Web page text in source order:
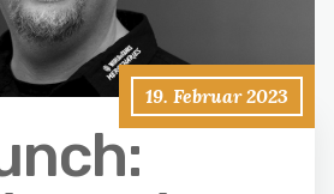
19. Februar 2023